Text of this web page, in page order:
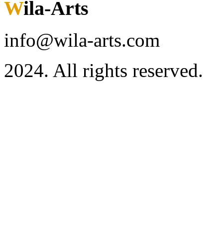
Wila-Arts
info@wila-arts.com
2024. All rights reserved.